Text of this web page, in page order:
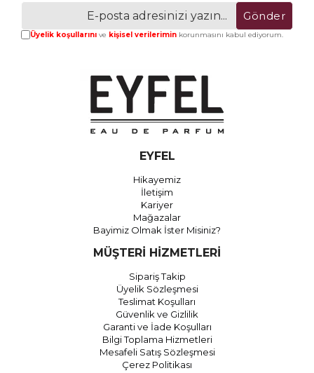
Gönder
Üyelik koşullarınıve kişisel verileriminkorunmasını kabul ediyorum.
EYFEL
Hikayemiz
İletişim
Kariyer
Mağazalar
Bayimiz Olmak İster Misiniz?
MÜŞTERİ HİZMETLERİ
Sipariş Takip
Üyelik Sözleşmesi
Teslimat Koşulları
Güvenlik ve Gizlilik
Garanti ve İade Koşulları
Bilgi Toplama Hizmetleri
Mesafeli Satış Sözleşmesi
Çerez Politikası